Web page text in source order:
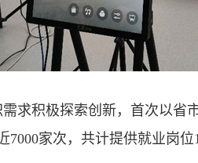
求积极探索创新，首次以
家次，共计提供就业岗